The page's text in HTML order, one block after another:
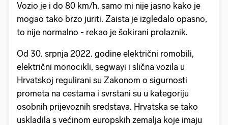
Vozio je i do 80 km/h, samo mi nije jasno kako je
mogao tako brzo juriti. Zaista je izgledalo opasno,
to nije normalno - rekao je šokirani prolaznik.
Od 30. srpnja 2022. godine električni romobili,
električni monocikli, segwayi i slična vozila u
Hrvatskoj regulirani su Zakonom o sigurnosti
prometa na cestama i svrstani su u kategoriju
osobnih prijevoznih sredstava. Hrvatska se tako
uskladila s većinom europskih zemalja koje imaju